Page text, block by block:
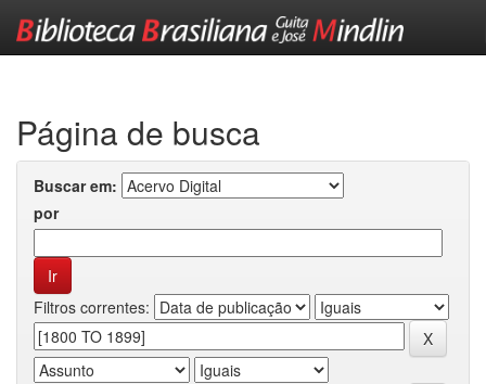
Página de busca
Buscar em:
por
Filtros correntes: